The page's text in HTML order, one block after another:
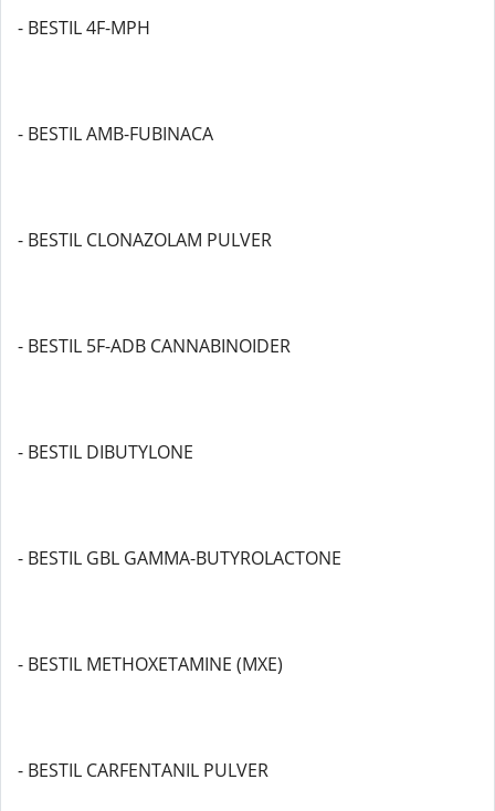
- BESTIL 4F-MPH
- BESTIL AMB-FUBINACA
- BESTIL CLONAZOLAM PULVER
- BESTIL 5F-ADB CANNABINOIDER
- BESTIL DIBUTYLONE
- BESTIL GBL GAMMA-BUTYROLACTONE
- BESTIL METHOXETAMINE (MXE)
- BESTIL CARFENTANIL PULVER